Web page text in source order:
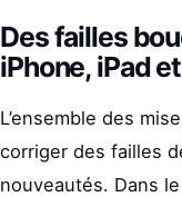
Des failles
iPhone, iPad
L’ensemble des
corriger des failles
nouveautés. Dans